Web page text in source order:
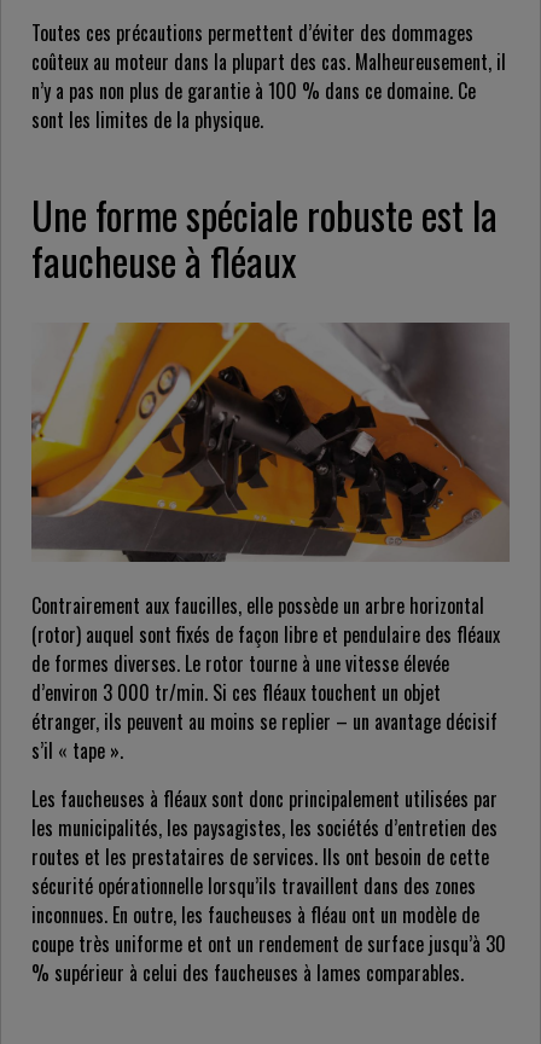
Toutes ces précautions permettent d’éviter des dommages
coûteux au moteur dans la plupart des cas. Malheureusement, il
n’y a pas non plus de garantie à 100 % dans ce domaine. Ce
sont les limites de la physique.
Une forme spéciale robuste est la
faucheuse à fléaux
Contrairement aux faucilles, elle possède un arbre horizontal
(rotor) auquel sont fixés de façon libre et pendulaire des fléaux
de formes diverses. Le rotor tourne à une vitesse élevée
d’environ 3 000 tr/min. Si ces fléaux touchent un objet
étranger, ils peuvent au moins se replier – un avantage décisif
s’il « tape ».
Les faucheuses à fléaux sont donc principalement utilisées par
les municipalités, les paysagistes, les sociétés d’entretien des
routes et les prestataires de services. Ils ont besoin de cette
sécurité opérationnelle lorsqu’ils travaillent dans des zones
inconnues. En outre, les faucheuses à fléau ont un modèle de
coupe très uniforme et ont un rendement de surface jusqu’à 30
% supérieur à celui des faucheuses à lames comparables.